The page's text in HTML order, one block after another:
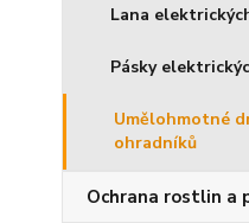
Lana
Pásky
Umělohmotné
ohradníků
Ochrana rostlin a